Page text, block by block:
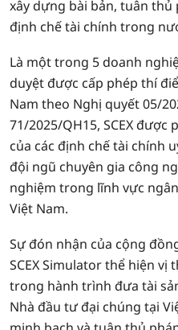
xây dựng bài bản, tuân thủ
định chế tài chính trong
Là một trong 5 doanh
duyệt được cấp phép thí
Nam theo Nghị quyết 05/
71/2025/QH15, SCEX
của các định chế tài chính
đội ngũ chuyên gia công
nghiệm trong lĩnh vực
Việt Nam.
Sự đón nhận của cộng
SCEX Simulator thể hiện vị
trong hành trình đưa tài
Nhà đầu tư đại chúng tại